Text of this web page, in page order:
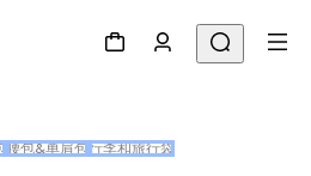
腰包&单肩包 行李和旅行袋